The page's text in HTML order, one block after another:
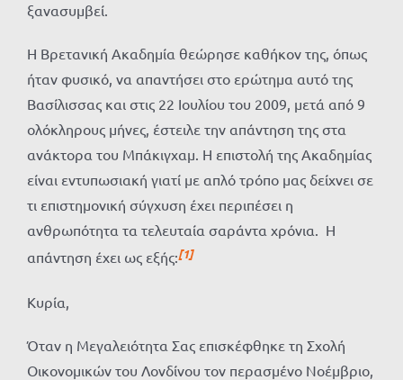
ξανασυμβεί.
Η Βρετανική Ακαδημία θεώρησε καθήκον της, όπως
ήταν φυσικό, να απαντήσει στο ερώτημα αυτό της
Βασίλισσας και στις 22 Ιουλίου του 2009, μετά από 9
ολόκληρους μήνες, έστειλε την απάντηση της στα
ανάκτορα του Μπάκιγχαμ. Η επιστολή της Ακαδημίας
είναι εντυπωσιακή γιατί με απλό τρόπο μας δείχνει σε
τι επιστημονική σύγχυση έχει περιπέσει η
ανθρωπότητα τα τελευταία σαράντα χρόνια. Η
απάντηση έχει ως εξής:[1]
Κυρία,
Όταν η Μεγαλειότητα Σας επισκέφθηκε τη Σχολή
Οικονομικών του Λονδίνου τον περασμένο Νοέμβριο,